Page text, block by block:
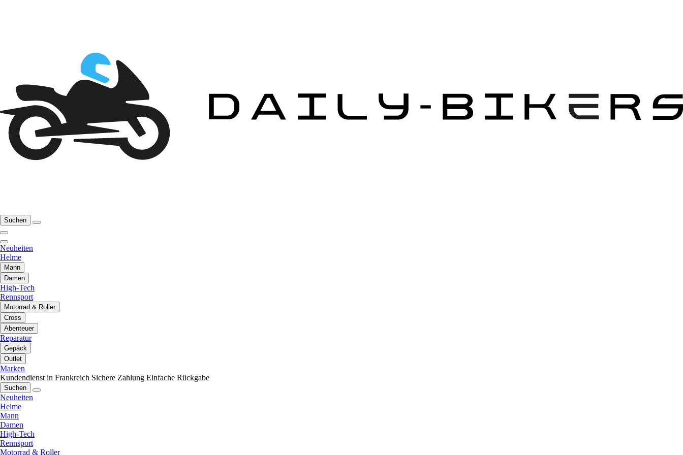
Suchen
Neuheiten
Helme
Mann
Damen
High-Tech
Rennsport
Motorrad & Roller
Cross
Abenteuer
Reparatur
Gepäck
Outlet
Marken
Kundendienst in Frankreich Sichere Zahlung Einfache Rückgabe
Suchen
Neuheiten
Helme
Mann
Damen
High-Tech
Rennsport
Motorrad & Roller